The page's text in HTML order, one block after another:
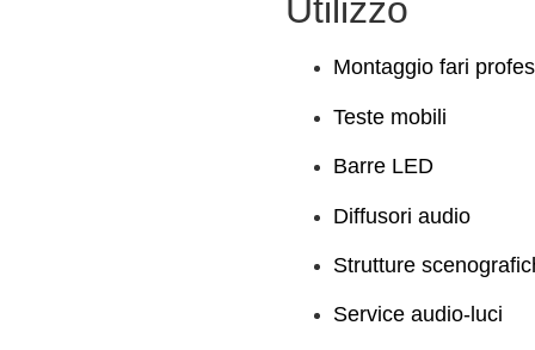
Utilizzo
Montaggio fari
Teste mobili
Barre LED
Diffusori audio
Strutture
Service audio-luci